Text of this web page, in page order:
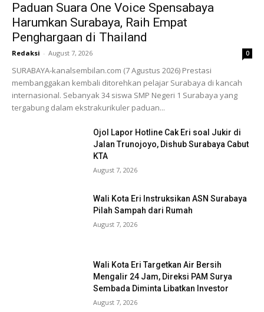
Paduan Suara One Voice Spensabaya
Harumkan Surabaya, Raih Empat
Penghargaan di Thailand
Redaksi - August 7, 2026 0
SURABAYA-kanalsembilan.com (7 Agustus 2026) Prestasi
membanggakan kembali ditorehkan pelajar Surabaya di kancah
internasional. Sebanyak 34 siswa SMP Negeri 1 Surabaya yang
tergabung dalam ekstrakurikuler paduan...
Ojol Lapor Hotline Cak Eri soal Jukir di
Jalan Trunojoyo, Dishub Surabaya Cabut
KTA
August 7, 2026
Wali Kota Eri Instruksikan ASN Surabaya
Pilah Sampah dari Rumah
August 7, 2026
Wali Kota Eri Targetkan Air Bersih
Mengalir 24 Jam, Direksi PAM Surya
Sembada Diminta Libatkan Investor
August 7, 2026